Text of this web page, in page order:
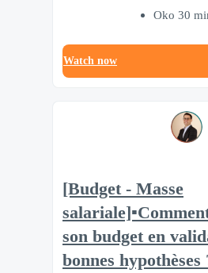
Oko 30
Watch now
[Budget - Masse
son budget en
bonnes hypothèses